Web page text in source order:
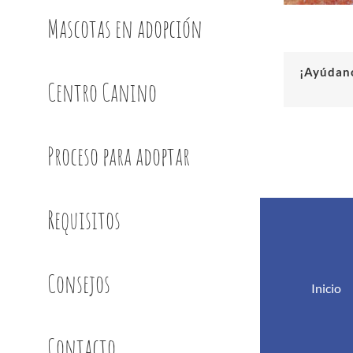
Mascotas en adopción
Centro Canino
Proceso para adoptar
Requisitos
Consejos
Inicio